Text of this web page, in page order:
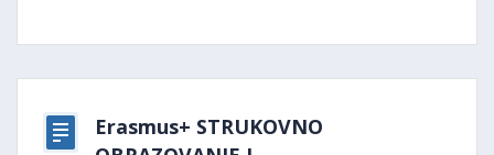
Erasmus+ STRUKOVNO